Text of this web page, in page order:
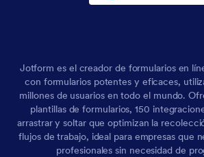
Jotform es el creador de formularios en
con formularios potentes y eficaces,
millones de usuarios en todo el mundo.
plantillas de formularios, 150
arrastrar y soltar que optimizan la
flujos de trabajo, ideal para empresas que
profesionales sin necesidad de